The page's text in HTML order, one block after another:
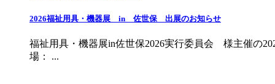
2026福祉用具・機器展 in 佐世保 出展のお知らせ
福祉用具・機器展in佐世保2026実行委員会 様主催の
場： ...